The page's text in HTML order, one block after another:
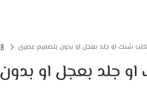
شبك او جلد بعجل او بدون بتصميم عصرى
جلد بعجل او بدون